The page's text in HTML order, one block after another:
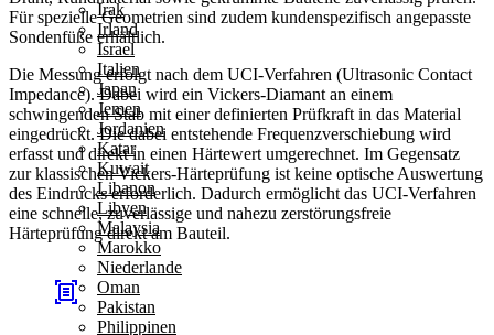
Irak
Irland
Israel
Italien
Japan
Jemen
Jordanien
Katar
Kuwait
Libanon
Libyen
Malaysia
Marokko
Niederlande
Oman
Pakistan
Philippinen
Für spezielle Geometrien sind zudem kundenspezifisch angepasste
Sondenfüße erhältlich.
Die Messung erfolgt nach dem UCI-Verfahren (Ultrasonic Contact
Impedance). Dabei wird ein Vickers-Diamant an einem
schwingenden Stab mit einer definierten Prüfkraft in das Material
eingedrückt. Die dabei entstehende Frequenzverschiebung wird
erfasst und direkt in einen Härtewert umgerechnet. Im Gegensatz
zur klassischen Vickers-Härteprüfung ist keine optische Auswertung
des Eindrucks erforderlich. Dadurch ermöglicht das UCI-Verfahren
eine schnelle, zuverlässige und nahezu zerstörungsfreie
Härteprüfung direkt am Bauteil.